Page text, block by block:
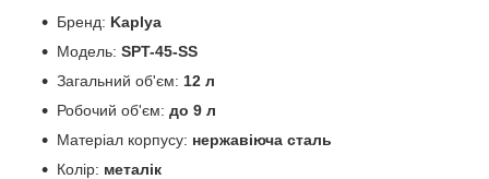
Бренд: Kaplya
Модель: SPT-45-SS
Загальний об'єм: 12 л
Робочий об'єм: до 9 л
Матеріал корпусу: нержавіюча сталь
Колір: металік